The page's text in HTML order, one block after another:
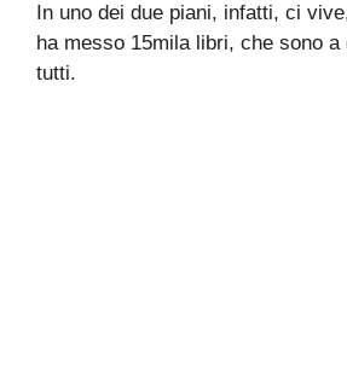
In uno dei due piani, infatti, ci
ha messo 15mila libri, che sono a
tutti.